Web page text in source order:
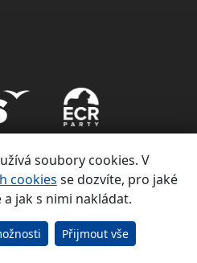
strana 1991 – 2026
soubory cookies. V
cookies se dozvíte, pro jaké
jak s nimi nakládat.
Přijmout vše